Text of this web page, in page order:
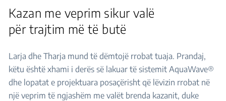
Kazan me veprim sikur valë
për trajtim më të butë
Larja dhe Tharja mund të dëmtojë rrobat tuaja. Prandaj,
këtu është xhami i derës së lakuar të sistemit AquaWave®
dhe lopatat e projektuara posaçërisht që lëvizin rrobat në
një veprim të ngjashëm me valët brenda kazanit, duke